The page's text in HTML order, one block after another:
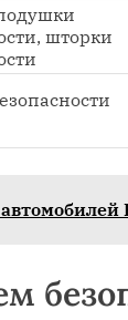
шторки